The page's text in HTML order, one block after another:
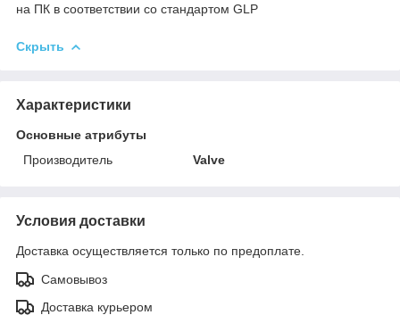
на ПК в соответствии со стандартом GLP
Скрыть
Характеристики
Основные атрибуты
Производитель
Valve
Условия доставки
Доставка осуществляется только по предоплате.
Самовывоз
Доставка курьером